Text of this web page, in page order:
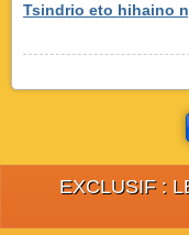
Tsindrio eto hihaino
EXCLUSIF :